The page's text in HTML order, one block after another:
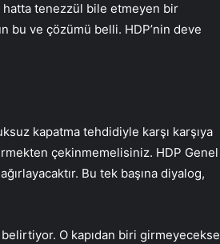
tenezzül bile etmeyen bir
bu ve çözümü belli. HDP’nin deve
kapatma tehdidiyle karşı karşıya
çekinmemelisiniz. HDP Genel
Bu tek başına diyalog,
belirtiyor. O kapıdan biri girmeyecekse